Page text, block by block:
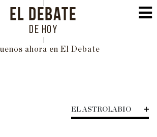
EL DEBATE
DE HOY
ahora en El Debate
INTERNACIONAL
EL ASTROLABIO